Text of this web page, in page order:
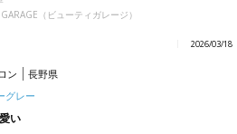
GARAGE（ビューティガレージ）
2026/03/18
ン
長野県
グレー
い